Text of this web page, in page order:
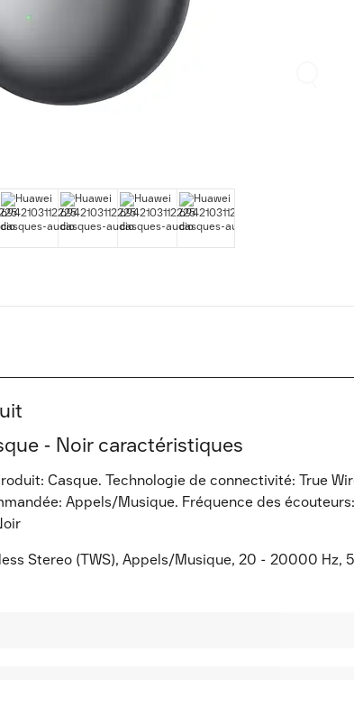
- Noir caractéristiques
Casque. Technologie de connectivité: True
Appels/Musique. Fréquence des
Stereo (TWS), Appels/Musique, 20 - 20000 Hz,